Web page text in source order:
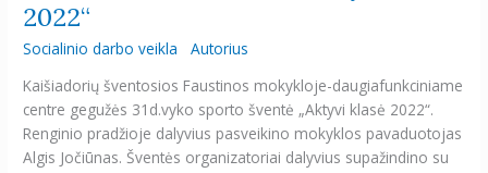
2022“
Socialinio darbo veikla Autorius
Kaišiadorių šventosios Faustinos mokykloje-daugiafunkciniame
centre gegužės 31d.vyko sporto šventė „Aktyvi klasė 2022“.
Renginio pradžioje dalyvius pasveikino mokyklos pavaduotojas
Algis Jočiūnas. Šventės organizatoriai dalyvius supažindino su
klasė
2022“